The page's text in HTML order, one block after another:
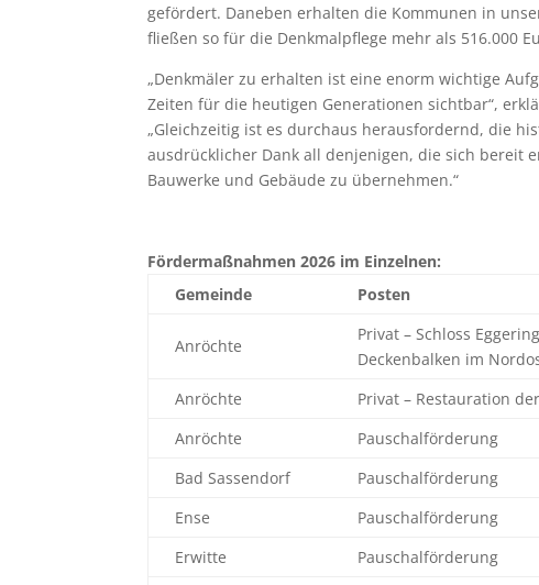
gefördert. Daneben erhalten die Kommunen in
fließen so für die Denkmalpflege mehr als 516.000
„Denkmäler zu erhalten ist eine enorm wichtige
Zeiten für die heutigen Generationen sichtbar“,
„Gleichzeitig ist es durchaus herausfordernd, die
ausdrücklicher Dank all denjenigen, die sich bereit
Bauwerke und Gebäude zu übernehmen.“
Fördermaßnahmen 2026 im Einzelnen:
Gemeinde
Posten
Anröchte
Privat – Schloss
Deckenbalken im
Anröchte Privat – Restauration
Anröchte
Pauschalförderung
Bad Sassendorf
Pauschalförderung
Ense
Pauschalförderung
Erwitte
Pauschalförderung